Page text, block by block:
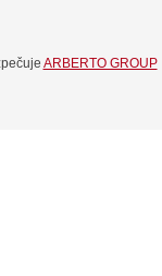
ARBERTO GROUP